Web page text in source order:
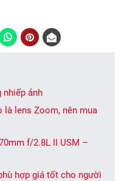
nhiếp ảnh
là lens Zoom, nên mua
f/2.8L II USM –
hợp giá tốt cho người